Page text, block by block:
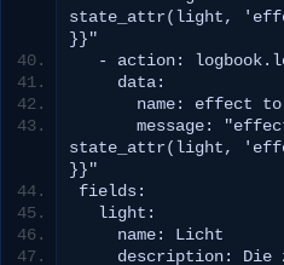
state_attr(light,
}}"
  - action: logbook.
    data:
name: effect
      message:
state_attr(light,
}}"
fields:
  light:
    name: Licht
description: Die